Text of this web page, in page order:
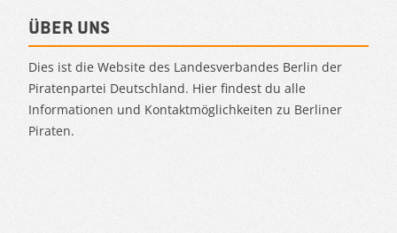
Über uns
Dies ist die Website des Landesverbandes Berlin der
Piratenpartei Deutschland. Hier findest du alle
Informationen und Kontaktmöglichkeiten zu Berliner
Piraten.